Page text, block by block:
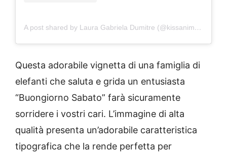
A post shared by Laura Gabriela Dumitre (@kissanime20223)
Questa adorabile vignetta di una famiglia di
elefanti che saluta e grida un entusiasta
“Buongiorno Sabato” farà sicuramente
sorridere i vostri cari. L’immagine di alta
qualità presenta un’adorabile caratteristica
tipografica che la rende perfetta per